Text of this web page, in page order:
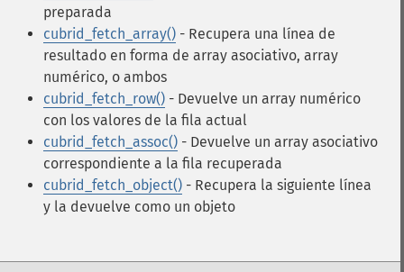
preparada
cubrid_fetch_array() - Recupera una línea de
resultado en forma de array asociativo, array
numérico, o ambos
cubrid_fetch_row() - Devuelve un array numérico
con los valores de la fila actual
cubrid_fetch_assoc() - Devuelve un array asociativo
correspondiente a la fila recuperada
cubrid_fetch_object() - Recupera la siguiente línea
y la devuelve como un objeto